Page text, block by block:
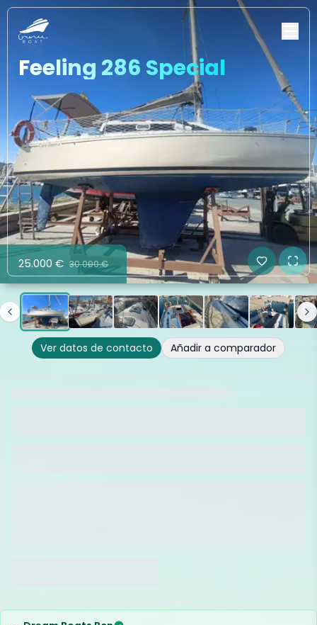
Feeling 286 Special
25.000 € 30.000 €
Ver datos de contacto Añadir a comparador